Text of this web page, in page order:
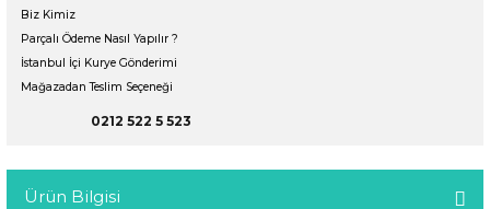
Biz Kimiz
Parçalı Ödeme Nasıl Yapılır ?
İstanbul İçi Kurye Gönderimi
Mağazadan Teslim Seçeneği
0212 522 5 523
Ürün Bilgisi